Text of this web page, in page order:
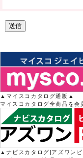
▲マイスコカタログ通販▲
マイスコカタログ全商品を会
▲ナビスカタログ|アズワン